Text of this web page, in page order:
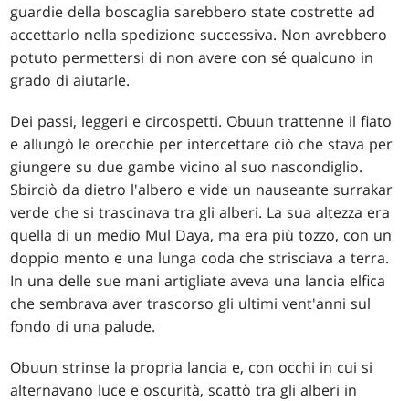
guardie della boscaglia sarebbero state costrette ad
accettarlo nella spedizione successiva. Non avrebbero
potuto permettersi di non avere con sé qualcuno in
grado di aiutarle.
Dei passi, leggeri e circospetti. Obuun trattenne il fiato
e allungò le orecchie per intercettare ciò che stava per
giungere su due gambe vicino al suo nascondiglio.
Sbirciò da dietro l'albero e vide un nauseante surrakar
verde che si trascinava tra gli alberi. La sua altezza era
quella di un medio Mul Daya, ma era più tozzo, con un
doppio mento e una lunga coda che strisciava a terra.
In una delle sue mani artigliate aveva una lancia elfica
che sembrava aver trascorso gli ultimi vent'anni sul
fondo di una palude.
Obuun strinse la propria lancia e, con occhi in cui si
alternavano luce e oscurità, scattò tra gli alberi in